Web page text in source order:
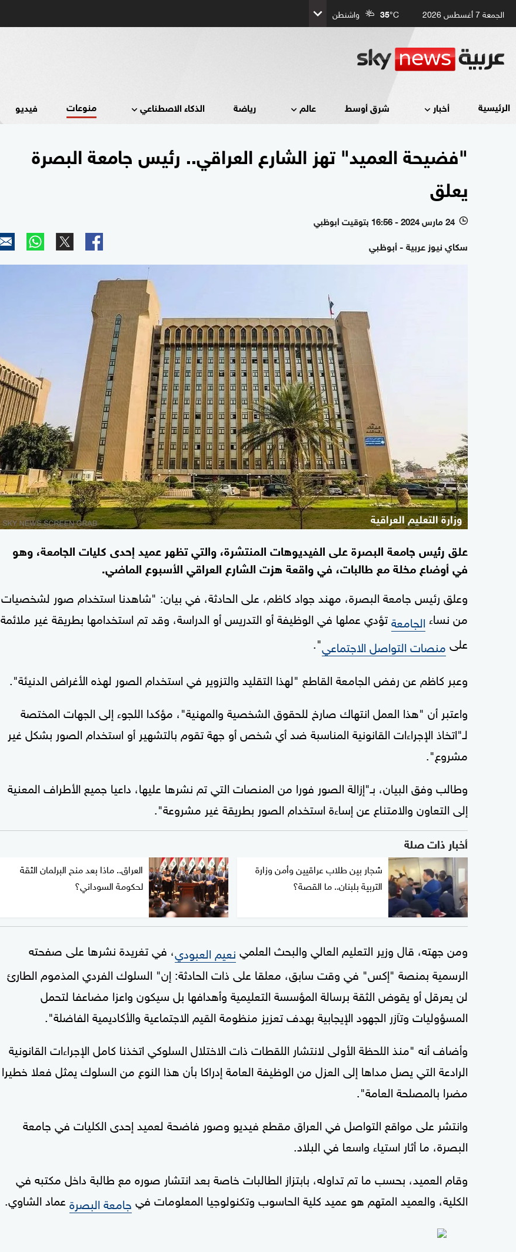
الجمعة 7 أغسطس 2026 35°C واشنطن
الرئيسية أخبار شرق أوسط عالم رياضة الذكاء الاصطناعي منوعات فيديو
"فضيحة العميد" تهز الشارع العراقي.. رئيس جامعة البصرة
يعلق
l 24 مارس 2024 - 16:56 بتوقيت أبوظبي
سكاي نيوز عربية - أبوظبي
وزارة التعليم العراقية
علق رئيس جامعة البصرة على الفيديوهات المنتشرة، والتي تظهر عميد إحدى كليات الجامعة، وهو
في أوضاع مخلة مع طالبات، في واقعة هزت الشارع العراقي الأسبوع الماضي.
وعلق رئيس جامعة البصرة، مهند جواد كاظم، على الحادثة، في بيان: "شاهدنا استخدام صور لشخصيات
من نساء الجامعةتؤدي عملها في الوظيفة أو التدريس أو الدراسة، وقد تم استخدامها بطريقة غير ملائمة
على منصات التواصل الاجتماعي".
وعبر كاظم عن رفض الجامعة القاطع "لهذا التقليد والتزوير في استخدام الصور لهذه الأغراض الدنيئة".
واعتبر أن "هذا العمل انتهاك صارخ للحقوق الشخصية والمهنية"، مؤكدا اللجوء إلى الجهات المختصة
لـ"اتخاذ الإجراءات القانونية المناسبة ضد أي شخص أو جهة تقوم بالتشهير أو استخدام الصور بشكل غير
مشروع".
وطالب وفق البيان، بـ"إزالة الصور فورا من المنصات التي تم نشرها عليها، داعيا جميع الأطراف المعنية
إلى التعاون والامتناع عن إساءة استخدام الصور بطريقة غير مشروعة".
أخبار ذات صلة
شجار بين طلاب عراقيين وأمن وزارة
التربية بلبنان.. ما القصة؟
العراق.. ماذا بعد منح البرلمان الثقة
لحكومة السوداني؟
ومن جهته، قال وزير التعليم العالي والبحث العلمي نعيم العبودي، في تغريدة نشرها على صفحته
الرسمية بمنصة "إكس" في وقت سابق، معلقا على ذات الحادثة: إن" السلوك الفردي المذموم الطارئ
لن يعرقل أو يقوض الثقة برسالة المؤسسة التعليمية وأهدافها بل سيكون واعزا مضاعفا لتحمل
المسؤوليات وتآزر الجهود الإيجابية بهدف تعزيز منظومة القيم الاجتماعية والأكاديمية الفاضلة".
وأضاف أنه "منذ اللحظة الأولى لانتشار اللقطات ذات الاختلال السلوكي اتخذنا كامل الإجراءات القانونية
الرادعة التي يصل مداها إلى العزل من الوظيفة العامة إدراكا بأن هذا النوع من السلوك يمثل فعلا خطيرا
مضرا بالمصلحة العامة".
وانتشر على مواقع التواصل في العراق مقطع فيديو وصور فاضحة لعميد إحدى الكليات في جامعة
البصرة، ما أثار استياء واسعا في البلاد.
وقام العميد، بحسب ما تم تداوله، بابتزاز الطالبات خاصة بعد انتشار صوره مع طالبة داخل مكتبه في
الكلية، والعميد المتهم هو عميد كلية الحاسوب وتكنولوجيا المعلومات في جامعة البصرة عماد الشاوي.